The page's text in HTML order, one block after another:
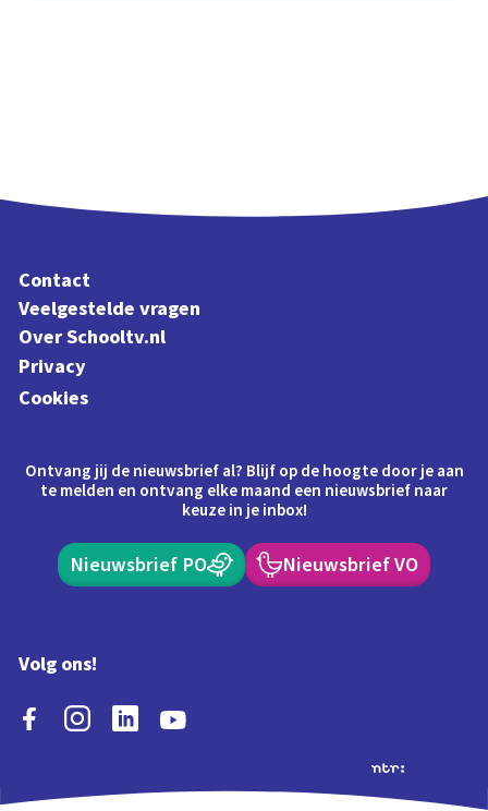
Contact
Veelgestelde vragen
Over Schooltv.nl
Privacy
Cookies
Ontvang jij de nieuwsbrief al? Blijf op de hoogte door je aan
te melden en ontvang elke maand een nieuwsbrief naar
keuze in je inbox!
Nieuwsbrief PO Nieuwsbrief VO
Volg ons!